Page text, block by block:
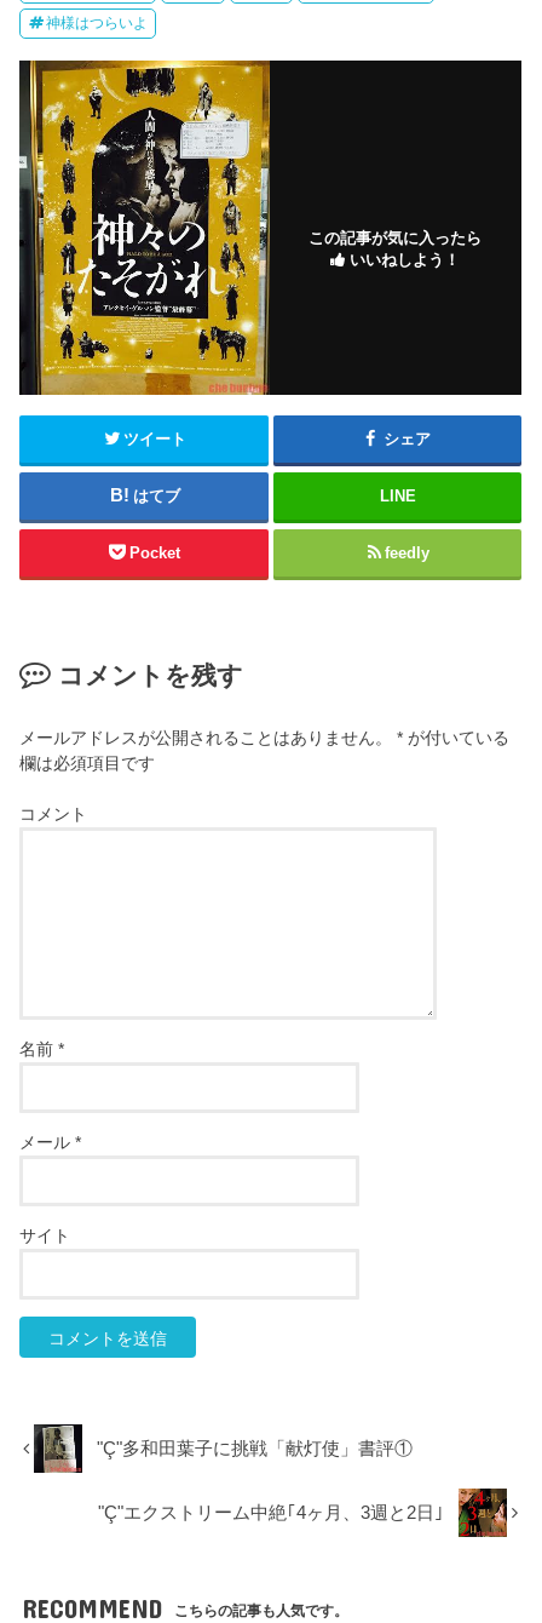
神様はつらいよ
この記事が気に入ったら
いいねしよう！
ツイート シェア
はてブ LINE
Pocket feedly
コメントを残す
メールアドレスが公開されることはありません。 * が付いている
欄は必須項目です
コメント
名前*
メール*
サイト
"Ç"多和田葉子に挑戦「献灯使」書評①
"Ç"エクストリーム中絶｢4ヶ月、3週と2日｣
RECOMMEND こちらの記事も人気です。